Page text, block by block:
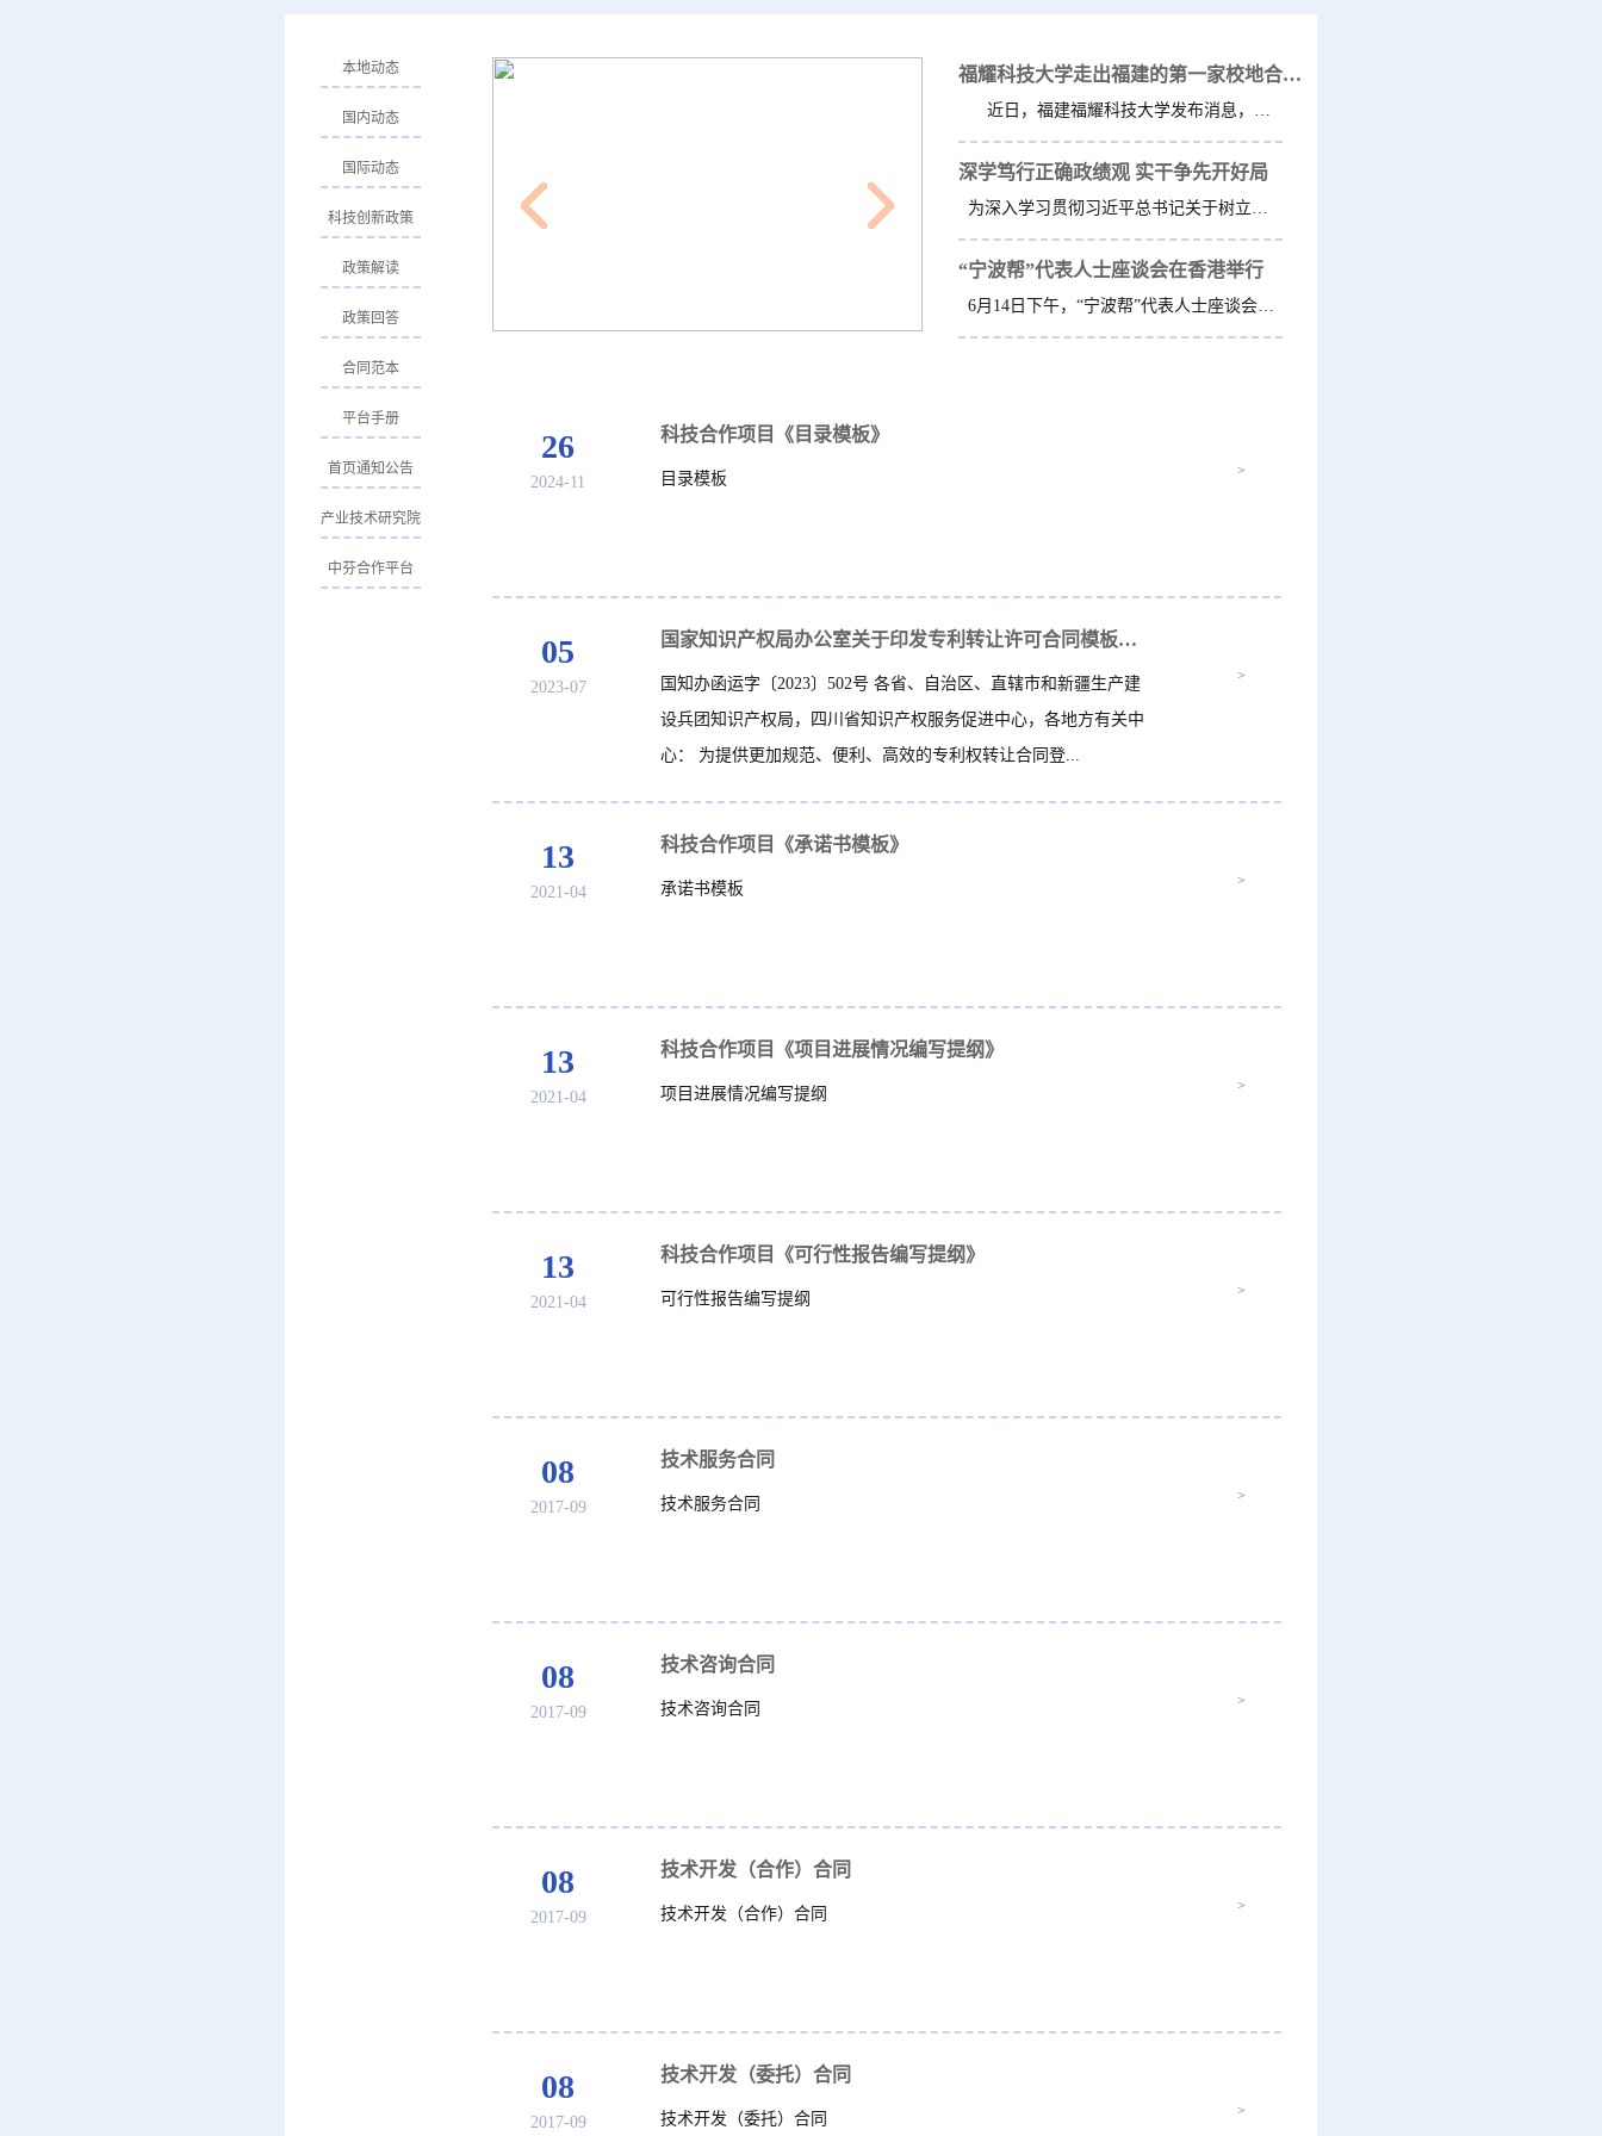
本地动态
国内动态
国际动态
科技创新政策
政策解读
政策回答
合同范本
平台手册
首页通知公告
产业技术研究院
中芬合作平台
福耀科技大学走出福建的第一家校地合作研究院，为...
深学笃行正确政绩观 实干争先开好局
“宁波帮”代表人士座谈会在香港举行
26
2024-11
科技合作项目《目录模板》
目录模板 >
05
2023-07
国家知识产权局办公室关于印发专利转让许可合同模板及签订指引的通知（附解读...
国知办函运字〔2023〕502号 各省、自治区、直辖市和新疆生产建
设兵团知识产权局，四川省知识产权服务促进中心，各地方有关中
心： 为提供更加规范、便利、高效的专利权转让合同登...
>
13
2021-04
科技合作项目《承诺书模板》
承诺书模板 >
13
2021-04
科技合作项目《项目进展情况编写提纲》
项目进展情况编写提纲 >
13
2021-04
科技合作项目《可行性报告编写提纲》
可行性报告编写提纲 >
08
2017-09
技术服务合同
技术服务合同 >
08
2017-09
技术咨询合同
技术咨询合同 >
08
2017-09
技术开发（合作）合同
技术开发（合作）合同 >
08
2017-09
技术开发（委托）合同
技术开发（委托）合同 >